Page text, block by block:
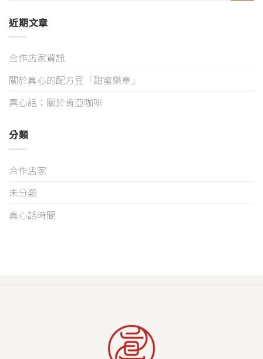
近期文章
合作店家資訊
關於真心的配方豆「甜蜜樂章」
真心話：關於肯亞咖啡
分類
合作店家
未分類
真心話時間